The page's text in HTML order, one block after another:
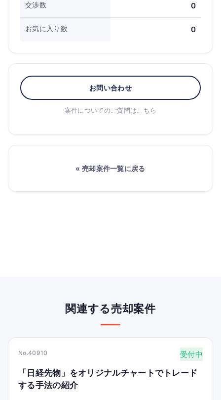
交渉数 0
お気に入り数 0
お問い合わせ
案件についてのご質問はこちら
« 売却案件一覧に戻る
関連する売却案件
No.40910 受付中
「日経先物」をオリジナルチャートでトレード
する手法の紹介